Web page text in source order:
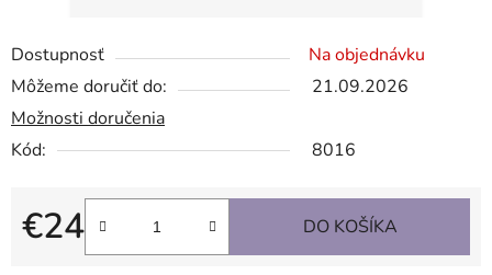
Dostupnosť
Na objednávku
Môžeme doručiť do:
21.09.2026
Možnosti doručenia
Kód:
8016
€24
Jednotková cena:
DO KOŠÍKA